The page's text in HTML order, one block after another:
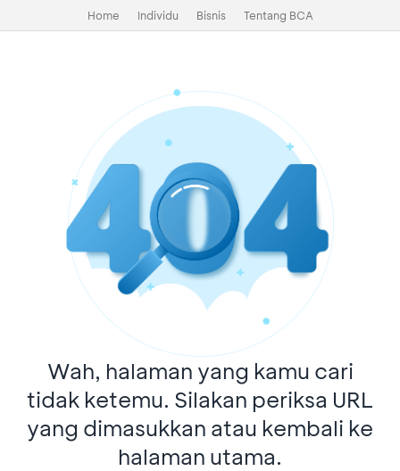
Home Individu Bisnis Tentang BCA
Wah, halaman yang kamu cari
tidak ketemu. Silakan periksa URL
yang dimasukkan atau kembali ke
halaman utama.